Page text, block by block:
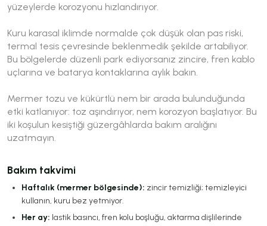
yüzeylerde korozyonu hızlandırıyor.
Kuru karasal iklimde normalde çok düşük olan pas riski,
termal tesis çevresinde beklenmedik şekilde artabiliyor.
Bu bölgelerde düzenli park ediyorsanız zincire, fren kablo
uçlarına ve batarya kontaklarına aylık bakın.
Mermer tozu ve kükürtlü nem bir arada bulunduğunda
etki katlanıyor: toz aşındırıyor, nem korozyon başlatıyor. Bu
iki koşulun kesiştiği güzergâhlarda bakım aralığını
uzatmayın.
Bakım takvimi
Haftalık (mermer bölgesinde): zincir temizliği; temizleyici
kullanın, kuru bez yetmiyor.
Her ay: lastik basıncı, fren kolu boşluğu, aktarma dişlilerinde